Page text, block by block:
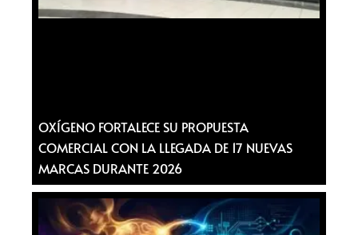
OXÍGENO FORTALECE SU PROPUESTA
COMERCIAL CON LA LLEGADA DE 17 NUEVAS
MARCAS DURANTE 2026